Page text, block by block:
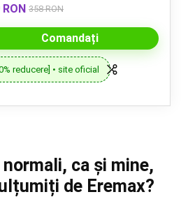
358 RON
Comandați
reducere] • site oficial
ca și mine,
de Eremax?